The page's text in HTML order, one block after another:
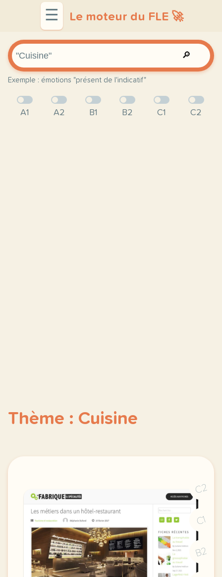
☰ Le moteur du FLE 🚀
🔎
Exemple : émotions "présent de l'indicatif"
A1 A2 B1 B2 C1 C2
Thème : Cuisine
C2
C1
B2